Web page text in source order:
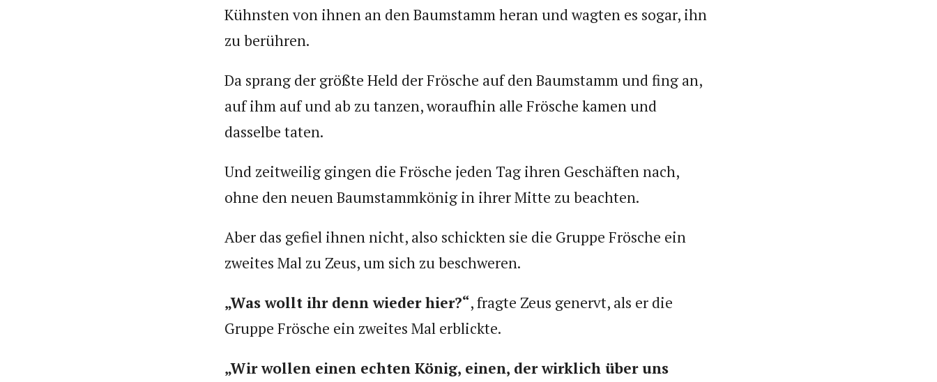
Kühnsten von ihnen an den Baumstamm heran und wagten es sogar, ihn
zu berühren.
Da sprang der größte Held der Frösche auf den Baumstamm und fing an,
auf ihm auf und ab zu tanzen, woraufhin alle Frösche kamen und
dasselbe taten.
Und zeitweilig gingen die Frösche jeden Tag ihren Geschäften nach,
ohne den neuen Baumstammkönig in ihrer Mitte zu beachten.
Aber das gefiel ihnen nicht, also schickten sie die Gruppe Frösche ein
zweites Mal zu Zeus, um sich zu beschweren.
„Was wollt ihr denn wieder hier?“, fragte Zeus genervt, als er die
Gruppe Frösche ein zweites Mal erblickte.
„Wir wollen einen echten König, einen, der wirklich über uns